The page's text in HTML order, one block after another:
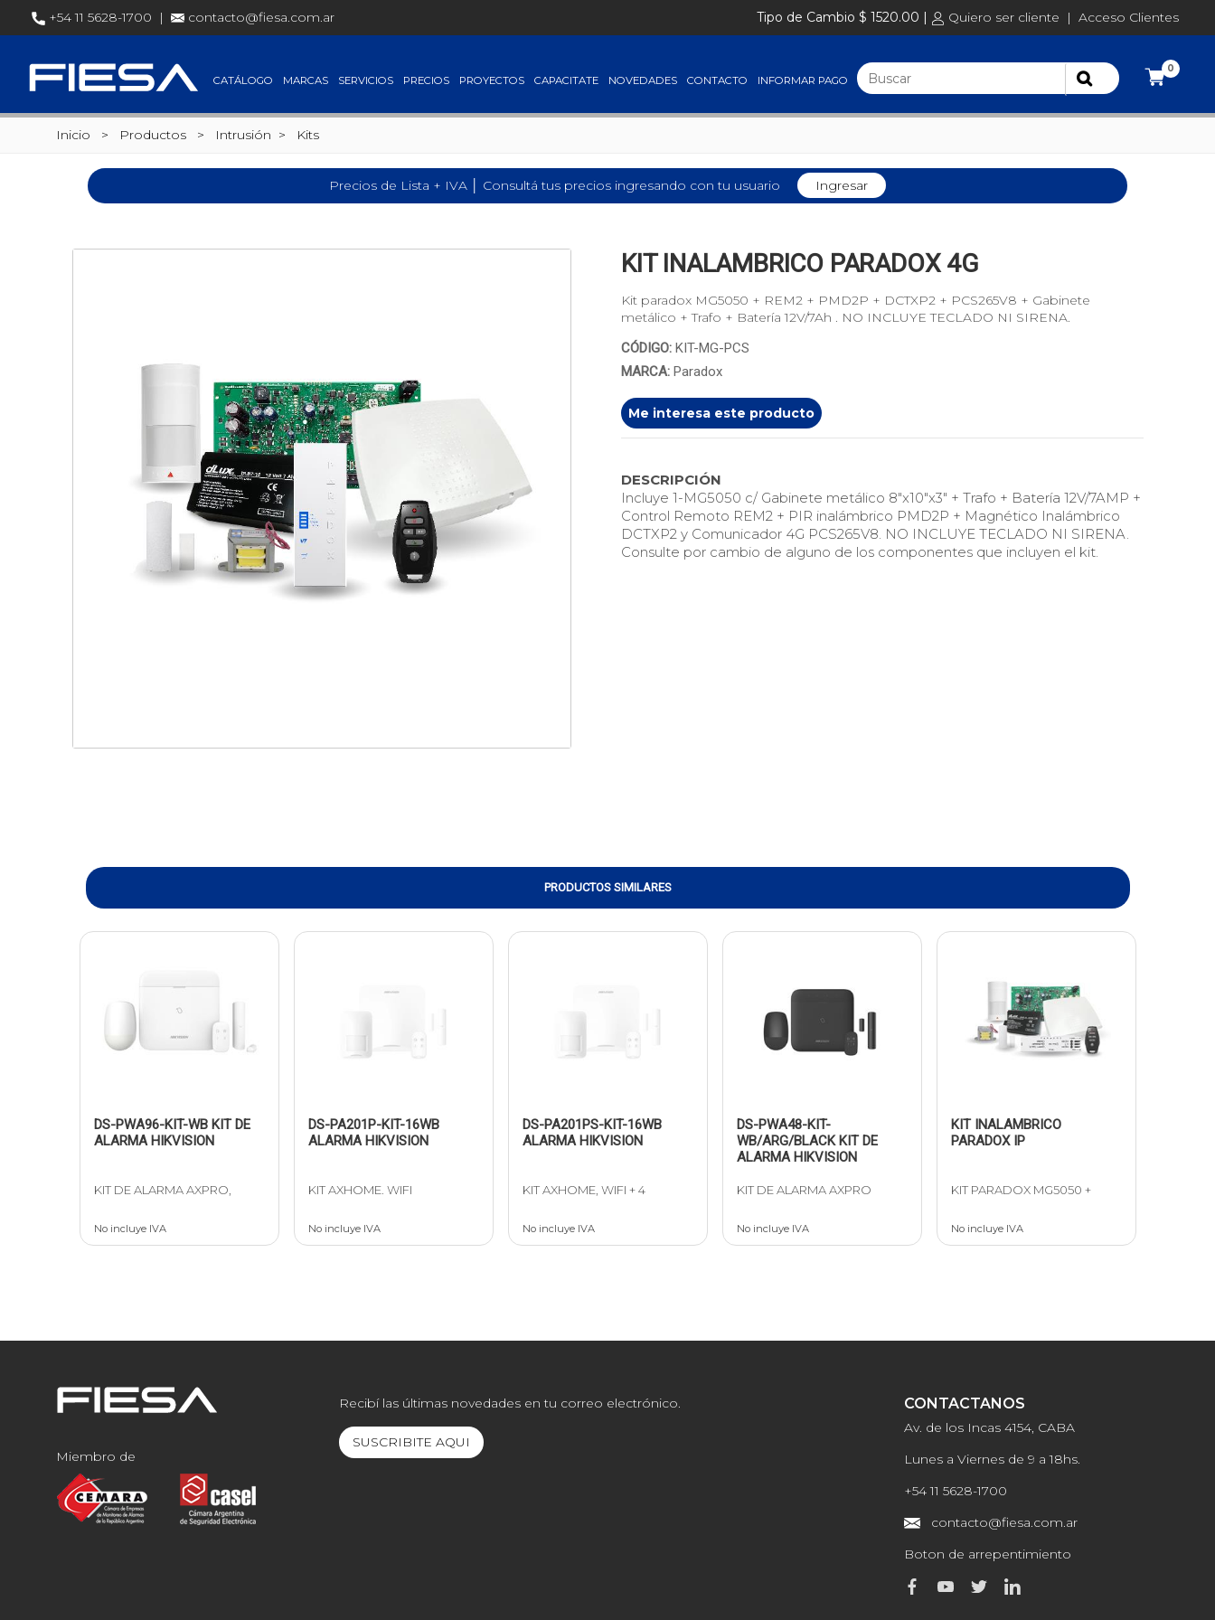
+54 11 5628-1700 | contacto@fiesa.com.ar Tipo de Cambio $ 1520.00 | Quiero ser cliente | Acceso Clientes
0
CATÁLOGO MARCAS SERVICIOS PRECIOS PROYECTOS CAPACITATE NOVEDADES CONTACTO INFORMAR PAGO
Inicio > Productos > Intrusión > Kits
Precios de Lista + IVA │ Consultá tus precios ingresando con tu usuario Ingresar
KIT INALAMBRICO PARADOX 4G
Kit paradox MG5050 + REM2 + PMD2P + DCTXP2 + PCS265V8 + Gabinete
metálico + Trafo + Batería 12V/7Ah . NO INCLUYE TECLADO NI SIRENA.
CÓDIGO: KIT-MG-PCS
MARCA: Paradox
Me interesa este producto
DESCRIPCIÓN
Incluye 1-MG5050 c/ Gabinete metálico 8"x10"x3" + Trafo + Batería 12V/7AMP +
Control Remoto REM2 + PIR inalámbrico PMD2P + Magnético Inalámbrico
DCTXP2 y Comunicador 4G PCS265V8. NO INCLUYE TECLADO NI SIRENA.
Consulte por cambio de alguno de los componentes que incluyen el kit.
PRODUCTOS SIMILARES
DS-PWA96-KIT-WB KIT DE
ALARMA HIKVISION
KIT DE ALARMA AXPRO,
No incluye IVA
DS-PA201P-KIT-16WB
ALARMA HIKVISION
KIT AXHOME. WIFI
No incluye IVA
DS-PA201PS-KIT-16WB
ALARMA HIKVISION
KIT AXHOME, WIFI + 4
No incluye IVA
DS-PWA48-KIT-
WB/ARG/BLACK KIT DE
ALARMA HIKVISION
KIT DE ALARMA AXPRO
No incluye IVA
KIT INALAMBRICO
PARADOX IP
KIT PARADOX MG5050 +
No incluye IVA
Miembro de
Recibí las últimas novedades en tu correo electrónico.
SUSCRIBITE AQUI
CONTACTANOS
Av. de los Incas 4154, CABA
Lunes a Viernes de 9 a 18hs.
+54 11 5628-1700
contacto@fiesa.com.ar
Boton de arrepentimiento